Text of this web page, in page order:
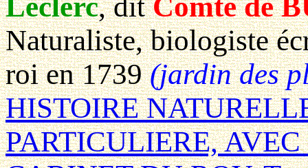
Leclerc, ditComte de
Naturaliste, biologiste
roi en 1739(jardin des
HISTOIRE
PARTICULIERE,